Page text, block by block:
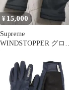
¥ 15,000
Supreme
WINDSTOPPER グロー